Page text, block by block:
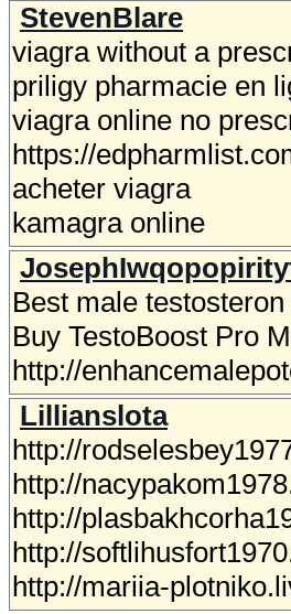
StevenBlare
viagra without a
priligy pharmacie en
viagra online no
https://
acheter viagra
kamagra online
Best male
Buy TestoBoost Pro
http://
Lillianslota
http://
http://
http://
http://
http://mariia-